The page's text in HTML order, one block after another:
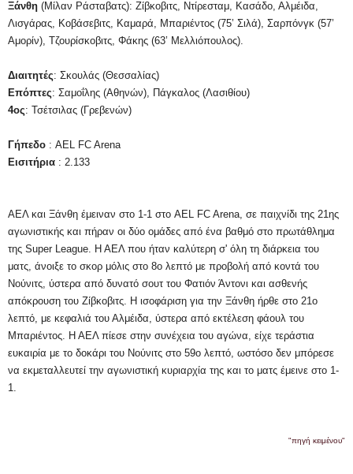
Ξάνθη (Μίλαν Ράσταβατς): Ζίβκοβιτς, Ντίρεσταμ, Κασάδο, Αλμέιδα,
Λισγάρας, Κοβάσεβιτς, Καμαρά, Μπαριέντος (75’ Σιλά), Σαρπόνγκ (57’
Αμορίν), Τζουρίσκοβιτς, Φάκης (63’ Μελλιόπουλος).
Διαιτητές: Σκουλάς (Θεσσαλίας)
Επόπτες: Σαμοΐλης (Αθηνών), Πάγκαλος (Λασιθίου)
4ος: Τσέτσιλας (Γρεβενών)
Γήπεδο : AEL FC Arena
Εισιτήρια : 2.133
ΑΕΛ και Ξάνθη έμειναν στο 1-1 στο AEL FC Arena, σε παιχνίδι της 21ης
αγωνιστικής και πήραν οι δύο ομάδες από ένα βαθμό στο πρωτάθλημα
της Super League. Η ΑΕΛ που ήταν καλύτερη σ' όλη τη διάρκεια του
ματς, άνοιξε το σκορ μόλις στο 8ο λεπτό με προβολή από κοντά του
Νούνιτς, ύστερα από δυνατό σουτ του Φατιόν Άντονι και ασθενής
απόκρουση του Ζίβκοβιτς. Η ισοφάριση για την Ξάνθη ήρθε στο 21ο
λεπτό, με κεφαλιά του Αλμέιδα, ύστερα από εκτέλεση φάουλ του
Μπαριέντος. Η ΑΕΛ πίεσε στην συνέχεια του αγώνα, είχε τεράστια
ευκαιρία με το δοκάρι του Νούνιτς στο 59ο λεπτό, ωστόσο δεν μπόρεσε
να εκμεταλλευτεί την αγωνιστική κυριαρχία της και το ματς έμεινε στο 1-
1.
"πηγή κειμένου"